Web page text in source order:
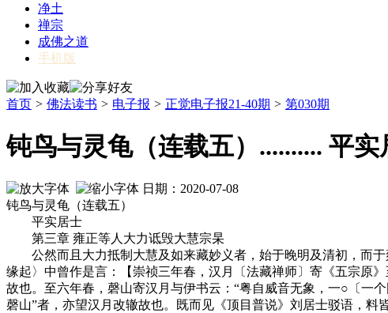
净土
禅宗
成佛之道
手机版
首页 > 佛法读书 > 电子报 > 正觉电子报21-40期 > 第030期
钝鸟与灵龟（连载五）.......... 平实
日期：2020-07-08
钝鸟与灵龟（连载五）
平实居士
第三章 雍正等人大力诋毁大慧宗杲
公然而且大力抵制大慧及如来藏妙义者，始于晚明及清初，而于
缘起〉中曾作是言：【崇祯三年春，汉月〔法藏禅师〕寄《五宗原
故也。至六年春，磬山寄汉月与伊书云：“粤自威音无象，一○〔一
磬山”者，亦望汉月改辙故也。既而见《顶目普说》刘居士驳语，